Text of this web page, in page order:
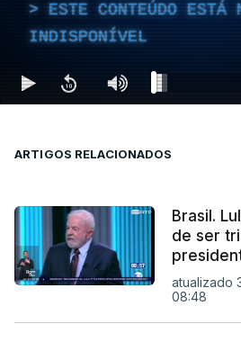
ESTE CONTEÚDO ESTÁ
INDISPONÍVEL
ARTIGOS RELACIONADOS
Brasil.
de ser
atualizado
08:48